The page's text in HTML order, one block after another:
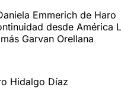
Emmerich de Haro
desde América
Garvan Orellana
Hidalgo Díaz